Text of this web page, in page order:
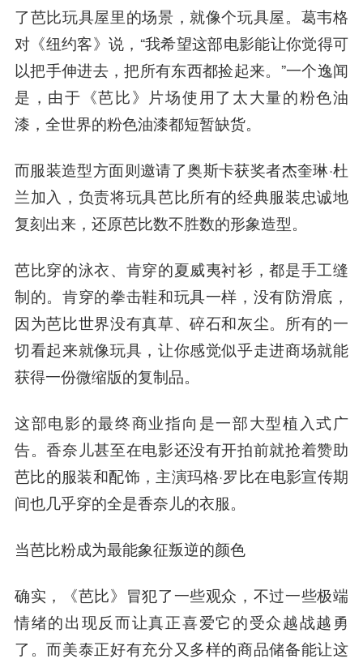
了芭比玩具屋里的场景，就像个玩具屋。葛韦格
对《纽约客》说，“我希望这部电影能让你觉得可
以把手伸进去，把所有东西都捡起来。”一个逸闻
是，由于《芭比》片场使用了太大量的粉色油
漆，全世界的粉色油漆都短暂缺货。
而服装造型方面则邀请了奥斯卡获奖者杰奎琳·杜
兰加入，负责将玩具芭比所有的经典服装忠诚地
复刻出来，还原芭比数不胜数的形象造型。
芭比穿的泳衣、肯穿的夏威夷衬衫，都是手工缝
制的。肯穿的拳击鞋和玩具一样，没有防滑底，
因为芭比世界没有真草、碎石和灰尘。所有的一
切看起来就像玩具，让你感觉似乎走进商场就能
获得一份微缩版的复制品。
这部电影的最终商业指向是一部大型植入式广
告。香奈儿甚至在电影还没有开拍前就抢着赞助
芭比的服装和配饰，主演玛格·罗比在电影宣传期
间也几乎穿的全是香奈儿的衣服。
当芭比粉成为最能象征叛逆的颜色
确实，《芭比》冒犯了一些观众，不过一些极端
情绪的出现反而让真正喜爱它的受众越战越勇
了。而美泰正好有充分又多样的商品储备能让这